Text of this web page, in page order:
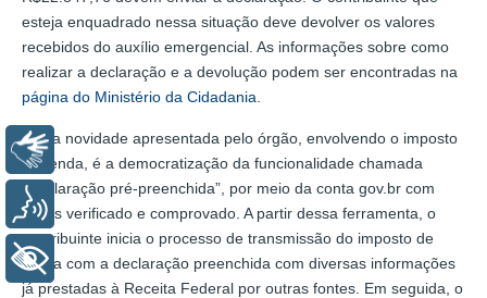
esteja enquadrado nessa situação deve devolver os valores
recebidos do auxílio emergencial. As informações sobre como
realizar a declaração e a devolução podem ser encontradas na
página do Ministério da Cidadania
Outra novidade apresentada pelo órgão, envolvendo o imposto
de renda, é a democratização da funcionalidade chamada
“Declaração pré-preenchida”, por meio da conta gov.br com
níveis verificado e comprovado. A partir dessa ferramenta, o
contribuinte inicia o processo de transmissão do imposto de
renda com a declaração preenchida com diversas informações
já prestadas à Receita Federal por outras fontes. Em seguida, o
Libras
Voz
+ Acessibilidade